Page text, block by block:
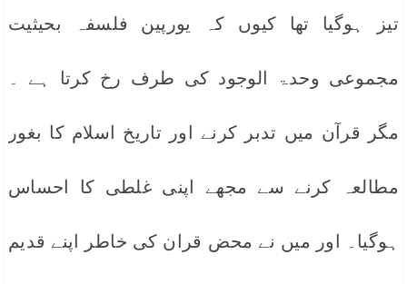
تیز ہوگیا تھا کیوں کہ یورپین فلسفہ بحیثیت
مجموعی وحدۃ الوجود کی طرف رخ کرتا ہے ۔
مگر قرآن میں تدبر کرنے اور تاریخ اسلام کا بغور
مطالعہ کرنے سے مجھے اپنی غلطی کا احساس
ہوگیا۔ اور میں نے محض قران کی خاطر اپنے قدیم